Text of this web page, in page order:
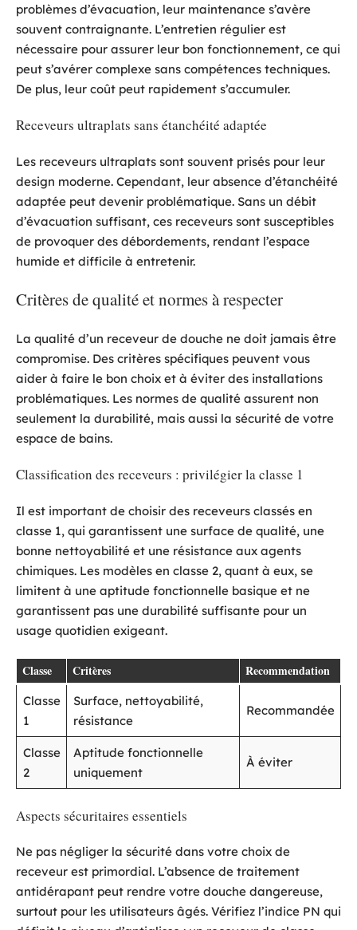
problèmes d’évacuation, leur maintenance s’avère
souvent contraignante. L’entretien régulier est
nécessaire pour assurer leur bon fonctionnement, ce qui
peut s’avérer complexe sans compétences techniques.
De plus, leur coût peut rapidement s’accumuler.
Receveurs ultraplats sans étanchéité adaptée
Les receveurs ultraplats sont souvent prisés pour leur
design moderne. Cependant, leur absence d’étanchéité
adaptée peut devenir problématique. Sans un débit
d’évacuation suffisant, ces receveurs sont susceptibles
de provoquer des débordements, rendant l’espace
humide et difficile à entretenir.
Critères de qualité et normes à respecter
La qualité d’un receveur de douche ne doit jamais être
compromise. Des critères spécifiques peuvent vous
aider à faire le bon choix et à éviter des installations
problématiques. Les normes de qualité assurent non
seulement la durabilité, mais aussi la sécurité de votre
espace de bains.
Classification des receveurs : privilégier la classe 1
Il est important de choisir des receveurs classés en
classe 1, qui garantissent une surface de qualité, une
bonne nettoyabilité et une résistance aux agents
chimiques. Les modèles en classe 2, quant à eux, se
limitent à une aptitude fonctionnelle basique et ne
garantissent pas une durabilité suffisante pour un
usage quotidien exigeant.
Classe Critères Recommendation
Classe
1
Surface, nettoyabilité,
résistance
Recommandée
Classe
2
Aptitude fonctionnelle
uniquement
À éviter
Aspects sécuritaires essentiels
Ne pas négliger la sécurité dans votre choix de
receveur est primordial. L’absence de traitement
antidérapant peut rendre votre douche dangereuse,
surtout pour les utilisateurs âgés. Vérifiez l’indice PN qui